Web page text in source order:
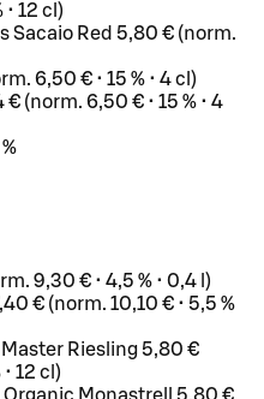
• 12 cl)
Sacaio Red 5,80 € (norm.
6,50 € • 15 % • 4 cl)
(norm. 6,50 € • 15 % • 4
9,30 € • 4,5 % • 0,4 l)
€ (norm. 10,10 € • 5,5 %
Riesling 5,80 €
12 cl)